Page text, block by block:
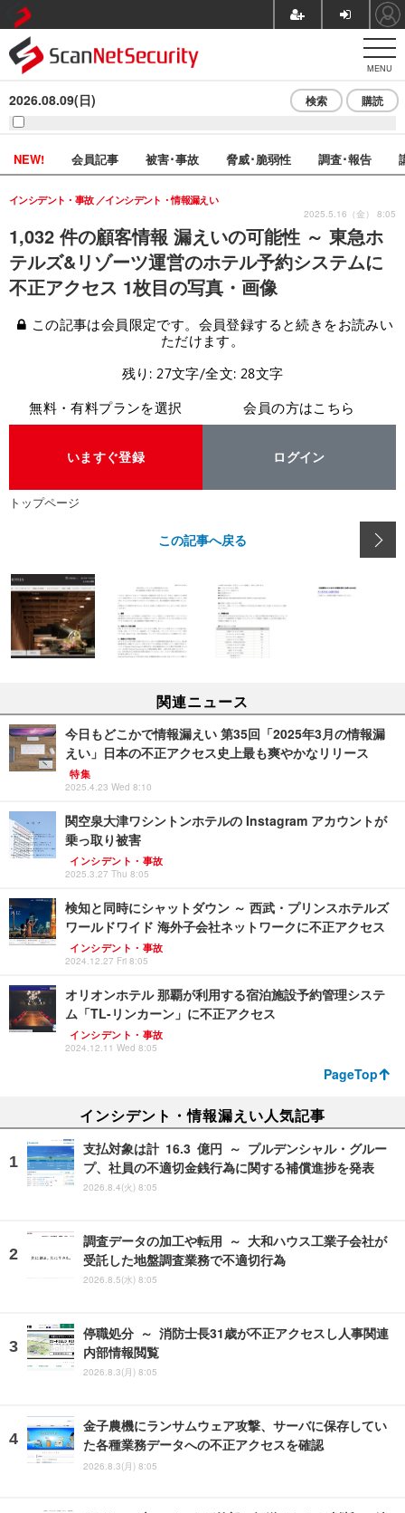
MENU
2026.08.09(日) 検索 購読
NEW! 会員記事 被害･事故 脅威･脆弱性 調査･報告
1,032 件の顧客情報 漏えいの可能性 ～ 東急ホ
テルズ&リゾーツ運営のホテル予約システムに
不正アクセス 1枚目の写真・画像
インシデント・事故 インシデント・情報漏えい
2025.5.16（金） 8:05
この記事は会員限定です。会員登録すると続きをお読みい
ただけます。
残り: 27文字/全文: 28文字
無料・有料プランを選択
いますぐ登録
会員の方はこちら
ログイン
トップページ
この記事へ戻る
関連ニュース
今日もどこかで情報漏えい 第35回「2025年3月の情報漏
えい」日本の不正アクセス史上最も爽やかなリリース
特集
2025.4.23 Wed 8:10
関空泉大津ワシントンホテルの Instagram アカウントが
乗っ取り被害
インシデント・事故
2025.3.27 Thu 8:05
検知と同時にシャットダウン ～ 西武・プリンスホテルズ
ワールドワイド 海外子会社ネットワークに不正アクセス
インシデント・事故
2024.12.27 Fri 8:05
オリオンホテル 那覇が利用する宿泊施設予約管理システ
ム「TL-リンカーン」に不正アクセス
インシデント・事故
2024.12.11 Wed 8:05
PageTop
インシデント・情報漏えい人気記事
支払対象は計 16.3 億円 ～ プルデンシャル・グルー
プ、社員の不適切金銭行為に関する補償進捗を発表
2026.8.4(火) 8:05
調査データの加工や転用 ～ 大和ハウス工業子会社が
受託した地盤調査業務で不適切行為
2026.8.5(水) 8:05
停職処分 ～ 消防士長31歳が不正アクセスし人事関連
内部情報閲覧
2026.8.3(月) 8:05
金子農機にランサムウェア攻撃、サーバに保存してい
た各種業務データへの不正アクセスを確認
2026.8.3(月) 8:05